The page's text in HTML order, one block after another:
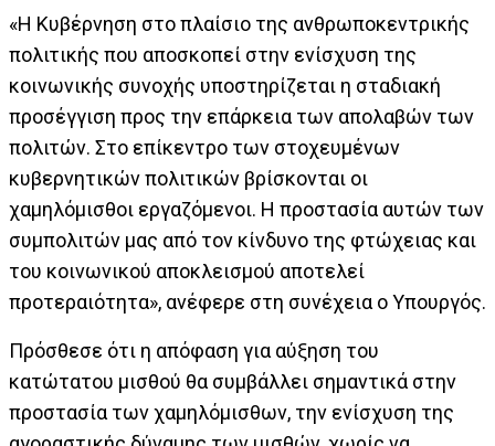
«Η Κυβέρνηση στο πλαίσιο της ανθρωποκεντρικής
πολιτικής που αποσκοπεί στην ενίσχυση της
κοινωνικής συνοχής υποστηρίζεται η σταδιακή
προσέγγιση προς την επάρκεια των απολαβών των
πολιτών. Στο επίκεντρο των στοχευμένων
κυβερνητικών πολιτικών βρίσκονται οι
χαμηλόμισθοι εργαζόμενοι. Η προστασία αυτών των
συμπολιτών μας από τον κίνδυνο της φτώχειας και
του κοινωνικού αποκλεισμού αποτελεί
προτεραιότητα», ανέφερε στη συνέχεια ο Υπουργός.
Πρόσθεσε ότι η απόφαση για αύξηση του
κατώτατου μισθού θα συμβάλλει σημαντικά στην
προστασία των χαμηλόμισθων, την ενίσχυση της